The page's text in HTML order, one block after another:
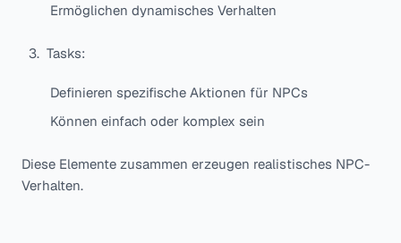
Ermöglichen dynamisches Verhalten
Tasks:
Definieren spezifische Aktionen für NPCs
Können einfach oder komplex sein
Diese Elemente zusammen erzeugen realistisches NPC-
Verhalten.